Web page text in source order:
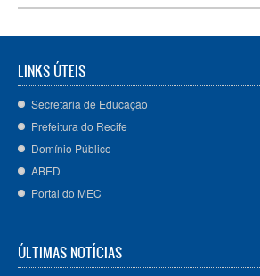
LINKS ÚTEIS
Secretaria de Educação
Prefeitura do Recife
Domínio Público
ABED
Portal do MEC
ÚLTIMAS NOTÍCIAS